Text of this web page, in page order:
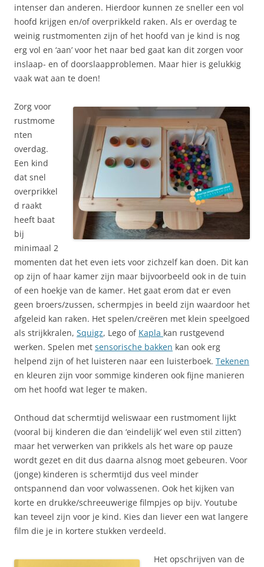
intenser dan anderen. Hierdoor kunnen ze sneller een vol
hoofd krijgen en/of overprikkeld raken. Als er overdag te
weinig rustmomenten zijn of het hoofd van je kind is nog
erg vol en ‘aan’ voor het naar bed gaat kan dit zorgen voor
inslaap- en of doorslaapproblemen. Maar hier is gelukkig
vaak wat aan te doen!
Zorg voor
rustmome
nten
overdag.
Een kind
dat snel
overprikkel
d raakt
heeft baat
bij
minimaal 2
momenten dat het even iets voor zichzelf kan doen. Dit kan
op zijn of haar kamer zijn maar bijvoorbeeld ook in de tuin
of een hoekje van de kamer. Het gaat erom dat er even
geen broers/zussen, schermpjes in beeld zijn waardoor het
afgeleid kan raken. Het spelen/creëren met klein speelgoed
als strijkkralen, Squigz, Lego of Kapla kan rustgevend
werken. Spelen met sensorische bakken kan ook erg
helpend zijn of het luisteren naar een luisterboek. Tekenen
en kleuren zijn voor sommige kinderen ook fijne manieren
om het hoofd wat leger te maken.
Onthoud dat schermtijd weliswaar een rustmoment lijkt
(vooral bij kinderen die dan ‘eindelijk’ wel even stil zitten’)
maar het verwerken van prikkels als het ware op pauze
wordt gezet en dit dus daarna alsnog moet gebeuren. Voor
(jonge) kinderen is schermtijd dus veel minder
ontspannend dan voor volwassenen. Ook het kijken van
korte en drukke/schreeuwerige filmpjes op bijv. Youtube
kan teveel zijn voor je kind. Kies dan liever een wat langere
film die je in kortere stukken verdeeld.
Het opschrijven van de